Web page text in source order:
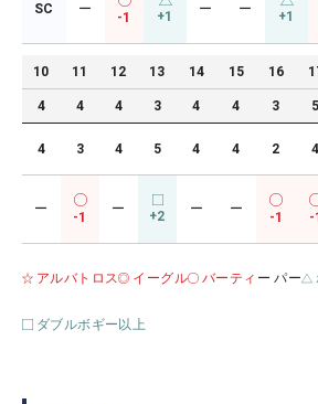
SC ー
-1 +1 ー ー +1
10 11 12 13 14 15 16
4 4 4 3 4 4 3 5
4 3 4 5 4 4 2 4
ー
-1
ー +2 ー ー
-1 -1
アルバトロス イーグル バーティ ー パー
ダブルボギー以上